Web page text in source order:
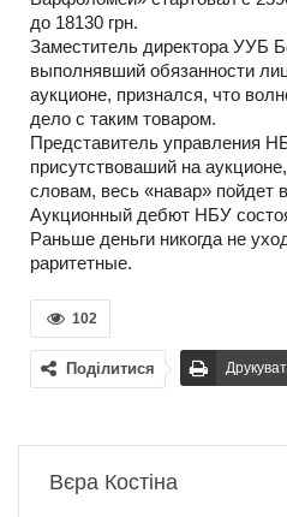
до 18130 грн.
Заместитель директора УУБ
выполнявший обязанности
аукционе, признался, что
дело с таким товаром.
Представитель управления
присутствоваший на
словам, весь «навар» пойдет
Аукционный дебют НБУ
Раньше деньги никогда не
раритетные.
102
Поділитися
Вєра Костіна